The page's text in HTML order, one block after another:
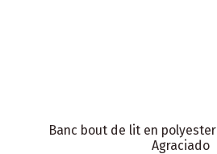
Banc bout de lit en
Agraciado